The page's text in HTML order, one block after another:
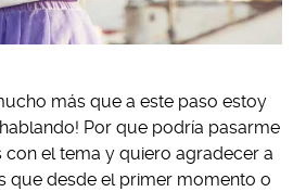
más que a este paso estoy
Por que podría pasarme
con el tema y quiero agradecer a
que desde el primer momento o